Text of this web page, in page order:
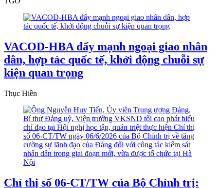
VACOD-HBA đẩy mạnh ngoại giao nhân
dân, hợp tác quốc tế, khởi động chuỗi sự
kiện quan trọng
Thục Hiền
Chỉ thị số 06-CT/TW của Bộ Chính trị: